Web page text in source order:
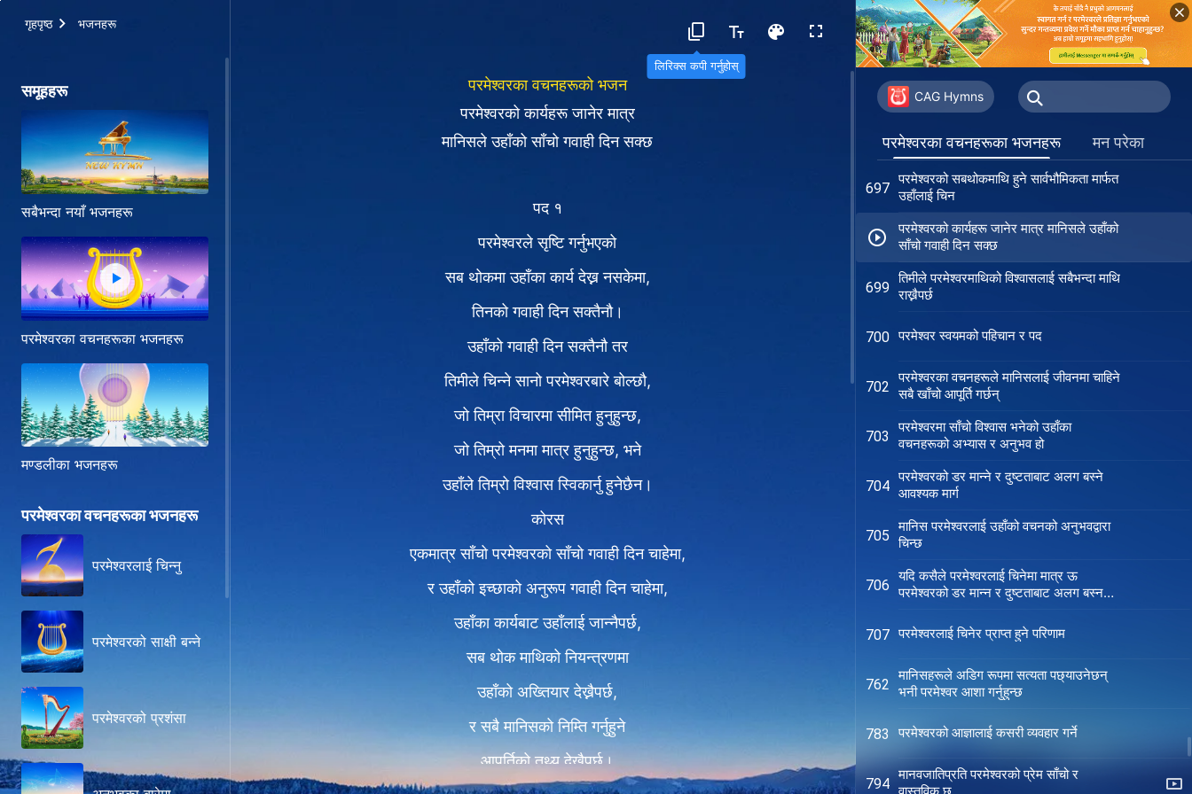
गृहपृष्ठ भजनहरू
लिरिक्स कपी गर्नुहोस्
समूहहरू
सबैभन्दा नयाँ भजनहरू
परमेश्‍वरका वचनहरूका भजनहरू
मण्डलीका भजनहरू
परमेश्‍वरका वचनहरूका भजनहरू
परमेश्‍वरलाई चिन्‍नु
परमेश्‍वरको साक्षी बन्‍ने
परमेश्वरको प्रशंसा
परमेश्‍वरका वचनहरूको भजन
परमेश्‍वरको कार्यहरू जानेर मात्र
मानिसले उहाँको साँचो गवाही दिन सक्छ
पद १
परमेश्‍वरले सृष्टि गर्नुभएको
सब थोकमा उहाँका कार्य देख्न नसकेमा,
तिनको गवाही दिन सक्तैनौ।
उहाँको गवाही दिन सक्तैनौ तर
तिमीले चिन्ने सानो परमेश्‍वरबारे बोल्छौ,
जो तिम्रा विचारमा सीमित हुनुहुन्छ,
जो तिम्रो मनमा मात्र हुनुहुन्छ, भने
उहाँले तिम्रो विश्‍वास स्विकार्नु हुनेछैन।
कोरस
एकमात्र साँचो परमेश्‍वरको साँचो गवाही दिन चाहेमा,
र उहाँको इच्छाको अनुरूप गवाही दिन चाहेमा,
उहाँका कार्यबाट उहाँलाई जान्नैपर्छ,
सब थोक माथिको नियन्त्रणमा
उहाँको अख्तियार देख्नैपर्छ,
र सबै मानिसको निम्ति गर्नुहुने
आपूर्तिको तथ्य देख्नैपर्छ।
CAG Hymns
परमेश्‍वरका वचनहरूका भजनहरू मन परेका
689 मानिस परमेश्‍वरको सुरक्षा मुनि हुर्कन्छ
694 परमेश्‍वर कुनै चिढ्याइ सहनुहुन्न
695 परमेश्‍वर सबथोकको शासक हुनुहुन्छ
697
परमेश्‍वरको सबथोकमाथि हुने सार्वभौमिकता मार्फत
उहाँलाई चिन
परमेश्‍वरको कार्यहरू जानेर मात्र मानिसले उहाँको
साँचो गवाही दिन सक्छ
699
तिमीले परमेश्‍वरमाथिको विश्‍वासलाई सबैभन्दा माथि
राख्नैपर्छ
700 परमेश्‍वर स्वयमको पहिचान र पद
702
परमेश्‍वरका वचनहरूले मानिसलाई जीवनमा चाहिने
सबै खाँचो आपूर्ति गर्छन्
703
परमेश्‍वरमा साँचो विश्‍वास भनेको उहाँका
वचनहरूको अभ्यास र अनुभव हो
704
परमेश्‍वरको डर मान्ने र दुष्टताबाट अलग बस्ने
आवश्यक मार्ग
705
मानिस परमेश्‍वरलाई उहाँको वचनको अनुभवद्वारा
चिन्छ
706
यदि कसैले परमेश्‍वरलाई चिनेमा मात्र ऊ
परमेश्‍वरको डर मान्न र दुष्टताबाट अलग बस्न
707 परमेश्‍वरलाई चिनेर प्राप्त हुने परिणाम
762
मानिसहरूले अडिग रूपमा सत्यता पछ्याउनेछन्
भनी परमेश्‍वर आशा गर्नुहुन्छ
783 परमेश्‍वरको आज्ञालाई कसरी व्यवहार गर्ने
794
मानवजातिप्रति परमेश्‍वरको प्रेम साँचो र